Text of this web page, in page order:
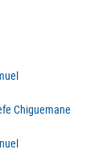
Chiguemane